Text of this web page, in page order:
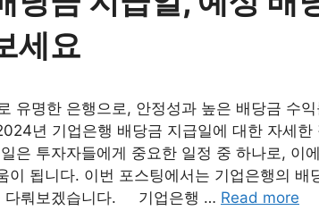
세요
유명한 은행으로, 안정성과 높은 배당금 수
년 기업은행 배당금 지급일에 대한 자세한
은 투자자들에게 중요한 일정 중 하나로, 이
이 됩니다. 이번 포스팅에서는 기업은행의 배
다뤄보겠습니다. 기업은행 … Read more